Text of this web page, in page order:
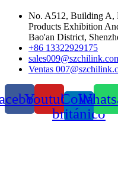
No. A512, Building A,
Products Exhibition
Bao'an District,
+86 13322929175
Ventas
YoutubeCollar
británico